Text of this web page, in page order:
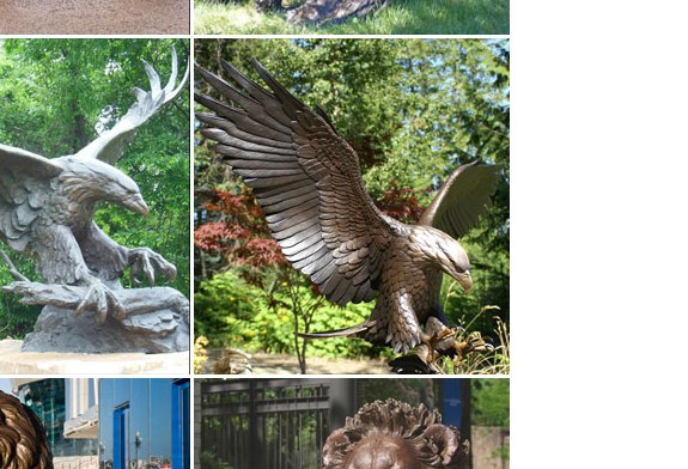
до садовой скульптуры.Скульптура из бронзы с декоративным
скульптура, змеевик, H – мм.
скульптуры и статуэтки животных! Звоните: 8 (800) 700-68-30!
собаки по низким ценам.купить. Статуэтка декоративная из
мк1175.Пароль должен быть не менее 6 символов длиной. *Поля,